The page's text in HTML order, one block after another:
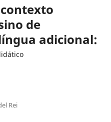
de
adicional:
Rei